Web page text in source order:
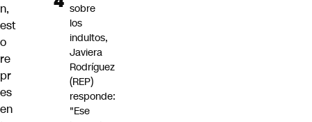
n,
est
o
re
pr
es
en
sobre
los
indultos,
Javiera
Rodríguez
(REP)
responde:
"Ese